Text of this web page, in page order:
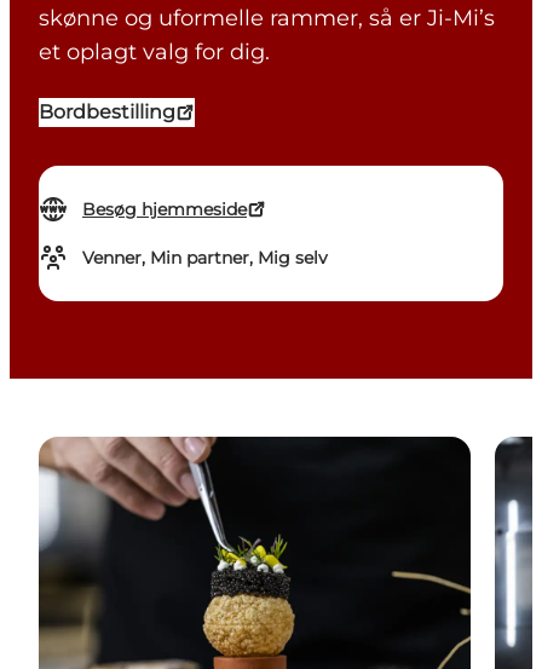
skønne og uformelle rammer, så er Ji-Mi’s
et oplagt valg for dig.
Bordbestilling
Besøg hjemmeside
Venner, Min partner, Mig selv